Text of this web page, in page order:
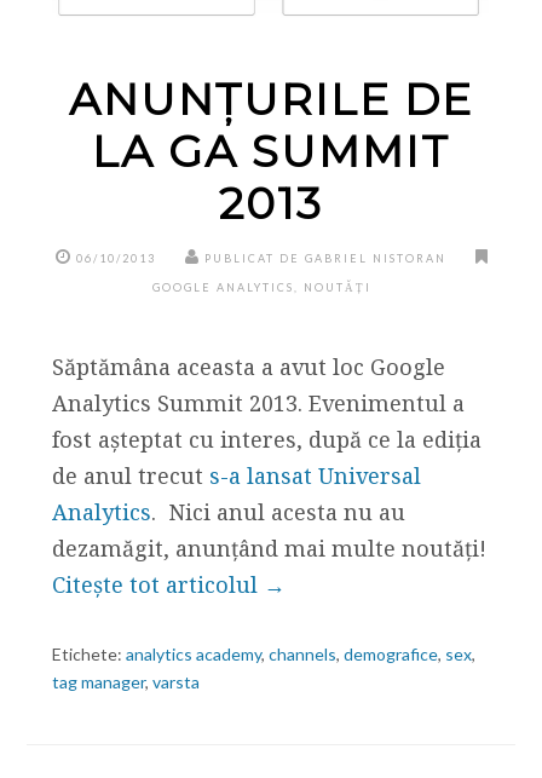
ANUNȚURILE DE
LA GA SUMMIT
2013
06/10/2013 PUBLICAT DE GABRIEL NISTORAN
GOOGLE ANALYTICS NOUTĂȚI
Săptămâna aceasta a avut loc Google
Analytics Summit 2013. Evenimentul a
fost așteptat cu interes, după ce la ediția
de anul trecut s-a lansat Universal
Analytics. Nici anul acesta nu au
dezamăgit, anunțând mai multe noutăți!
Citește tot articolul →
Etichete: analytics academy, channels, demografice, sex,
tag manager, varsta